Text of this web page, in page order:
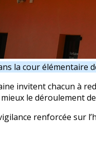
la cour élémentaire
invitent chacun à
le déroulement
renforcée